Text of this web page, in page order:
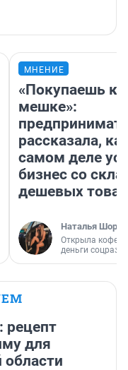
МНЕНИЕ
«Покупаешь
мешке»:
рассказала,
самом деле
бизнес со
дешевых
Наталья
Открыла
деньги
рецепт
для
области